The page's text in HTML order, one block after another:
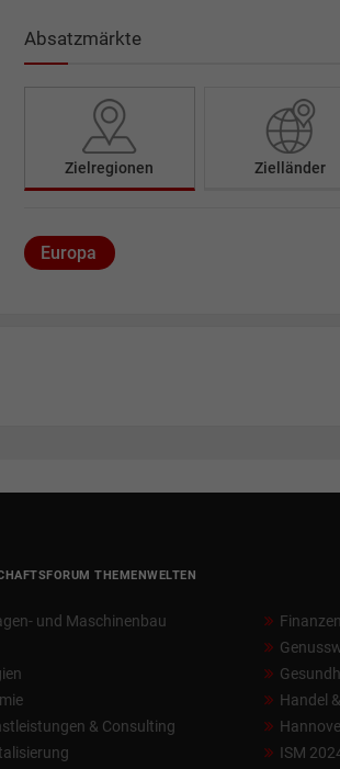
Absatzmärkte
Zielregionen Zielländer
Europa
THEMENWELTEN
und Maschinenbau
& Consulting
Finanzen
Handel
ISM